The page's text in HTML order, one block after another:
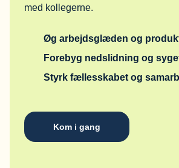
med kollegerne.
Øg arbejdsglæden og
Forebyg nedslidning og
Styrk fællesskabet og
Kom i gang